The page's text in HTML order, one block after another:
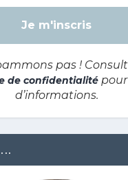
pas !
de confidentialité
d’informations.